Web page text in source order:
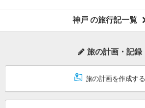
神戸 の旅行記一覧
旅の計画・記録
旅の計画を作成する